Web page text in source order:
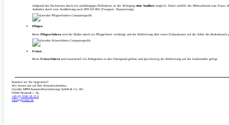
Aufgrund des Nachweises durch ein unabhängiges Prüfinstitut ist die Verlegung ohne Sandbett möglich. Somit entfällt der Mehraufwand zum Ersatz
Aushubes durch eine Sandbettung nach DIN EN 805 (Transport, Deponierung).
Pflügen
Beim Pflugverfahren wird der Boden durch ein Pflugschwert verdrängt und die Rohrleitung über einen Einbaukasten auf die Sohle des Bodenkanals
Fräsen
Beim Fräsverfahren wird maschinell ein Rohrgraben in den Untergrund gefräst und gleichzeitig die Rohrleitung auf die Grabensohle gelegt.
Konnten wir Sie begeistern?
Wir freuen uns auf Ihre Kontaktaufnahme.
Gerodur MPM Kunststoffverarbeitung GmbH & Co. KG
01844 Neustadt i. Sa.
+49 (0) 3596 58 33 0
info­@gerodur.de